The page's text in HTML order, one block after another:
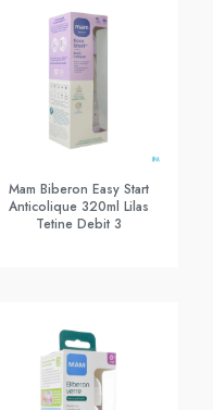
Mam Biberon Easy Start
Anticolique 320ml Lilas
Tetine Debit 3